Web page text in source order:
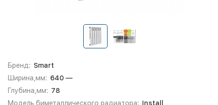
Бренд: Smart
Ширина,мм: 640 —
Глубина,мм: 78
Модель биметаллического радиатора: Install